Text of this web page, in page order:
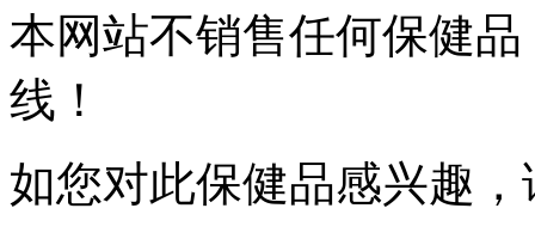
本网站不销售任何保健
线！
如您对此保健品感兴趣